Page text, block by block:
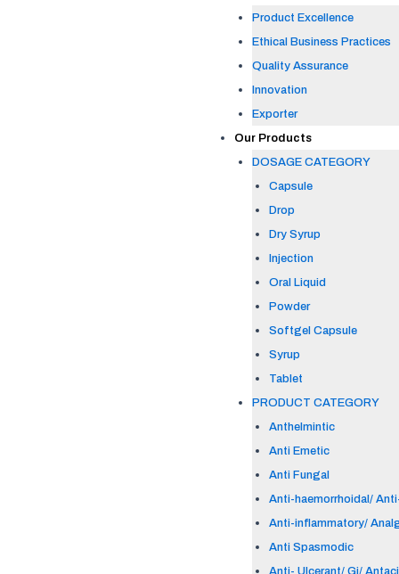
Product Excellence
Ethical Business Practices
Quality Assurance
Innovation
Exporter
Our Products
DOSAGE CATEGORY
Capsule
Drop
Dry Syrup
Injection
Oral Liquid
Powder
Softgel Capsule
Syrup
Tablet
PRODUCT CATEGORY
Anthelmintic
Anti Emetic
Anti Fungal
Anti-haemorrhoidal/
Anti-inflammatory/
Anti Spasmodic
Anti- Ulcerant/ Gi/